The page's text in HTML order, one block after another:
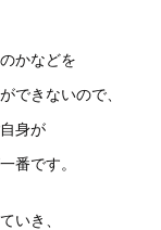
かなどを
できないので、
身が
番です。
いき、